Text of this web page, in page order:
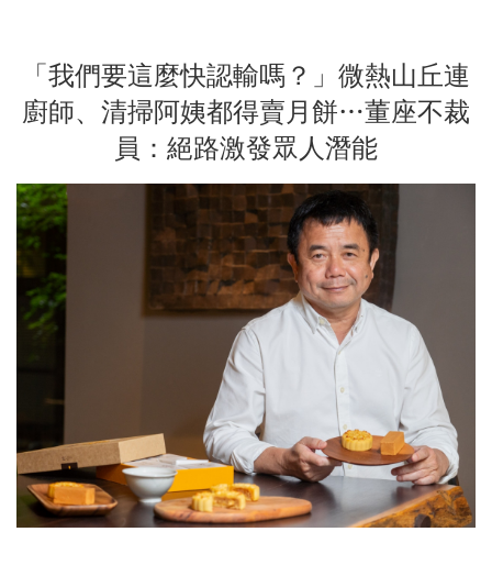
「我們要這麼快認輸嗎？」微熱山丘連
廚師、清掃阿姨都得賣月餅…董座不裁
員：絕路激發眾人潛能